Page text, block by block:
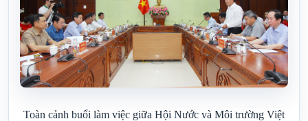
Toàn cảnh buổi làm việc giữa Hội Nước và Môi trường Việt